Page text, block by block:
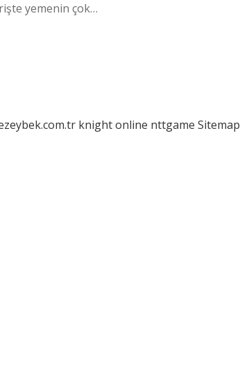
yemenin çok…
knight online nttgame Sitemap